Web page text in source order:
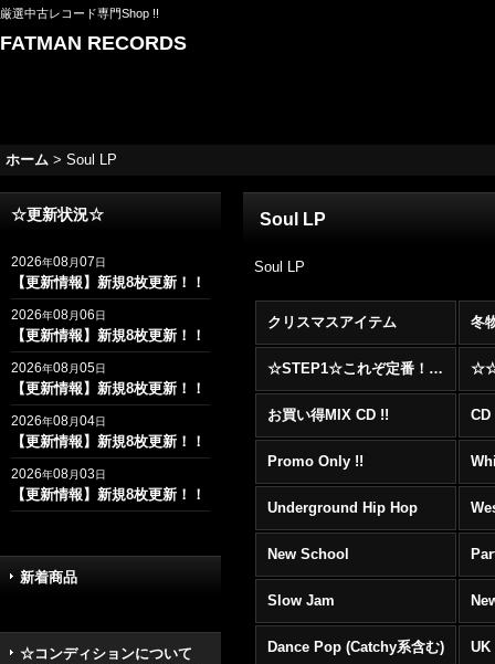
厳選中古レコード専門Shop !!
FATMAN RECORDS
ホーム > Soul LP
☆更新状況☆
2026年08月07日
【更新情報】新規8枚更新！！
2026年08月06日
【更新情報】新規8枚更新！！
2026年08月05日
【更新情報】新規8枚更新！！
2026年08月04日
【更新情報】新規8枚更新！！
2026年08月03日
【更新情報】新規8枚更新！！
新着商品
☆コンディションについて
Soul LP
Soul LP
クリスマスアイテム 冬
☆STEP1☆これぞ定番！！まずはここから！2000年代R&BフロアヒットBest 100 !!!
お買い得MIX CD !!
Promo Only !!
Underground Hip Hop
New School
Slow Jam
Dance Pop (Catchy系含む) UK